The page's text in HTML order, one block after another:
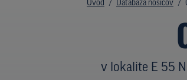
Úvod Databáza nosičov
v lokalite E 55